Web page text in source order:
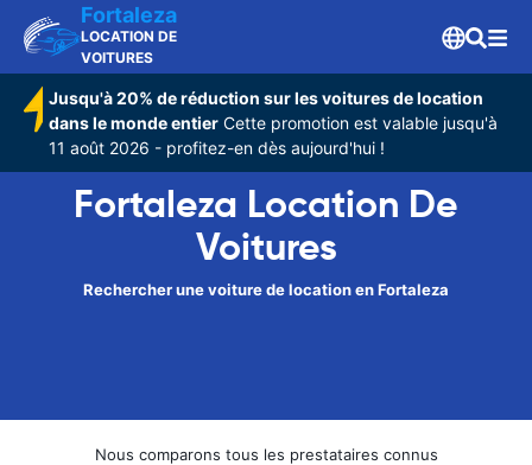
Fortaleza
LOCATION DE
VOITURES
Jusqu'à 20% de réduction sur les voitures de location
dans le monde entier Cette promotion est valable jusqu'à
11 août 2026 - profitez-en dès aujourd'hui !
Fortaleza Location De
Voitures
Rechercher une voiture de location en Fortaleza
Nous comparons tous les prestataires connus